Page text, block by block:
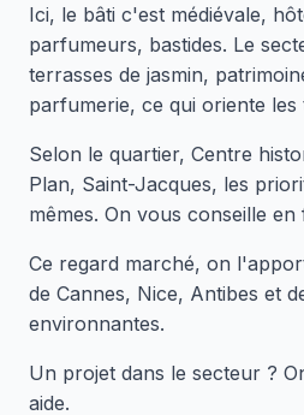
Ici, le bâti c'est médiévale,
parfumeurs, bastides. Le
terrasses de jasmin,
parfumerie, ce qui oriente les
Selon le quartier, Centre
Plan, Saint-Jacques, les
mêmes. On vous conseille en
Ce regard marché, on
de Cannes, Nice, Antibes et
environnantes.
Un projet dans le secteur ?
aide.